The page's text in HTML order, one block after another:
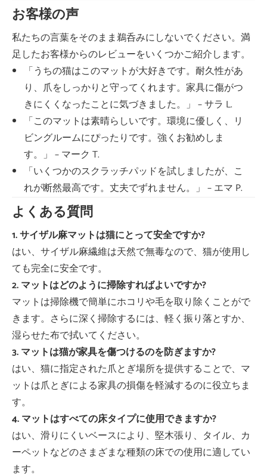
お客様の声
私たちの言葉をそのまま鵜呑みにしないでください。満
足したお客様からのレビューをいくつかご紹介します。
「うちの猫はこのマットが大好きです。耐久性があ
り、爪をしっかりと守ってくれます。家具に傷がつ
きにくくなったことに気づきました。」 – サラ L.
「このマットは素晴らしいです。環境に優しく、リ
ビングルームにぴったりです。強くお勧めしま
す。」 – マーク T.
「いくつかのスクラッチパッドを試しましたが、こ
れが断然最高です。丈夫でずれません。」 – エマ P.
よくある質問
1. サイザル麻マットは猫にとって安全ですか?
はい、サイザル麻繊維は天然で無毒なので、猫が使用し
ても完全に安全です。
2. マットはどのように掃除すればよいですか?
マットは掃除機で簡単にホコリや毛を取り除くことがで
きます。さらに深く掃除するには、軽く振り落とすか、
湿らせた布で拭いてください。
3. マットは猫が家具を傷つけるのを防ぎますか?
はい、猫に指定された爪とぎ場所を提供することで、マ
ットは爪とぎによる家具の損傷を軽減するのに役立ちま
す。
4. マットはすべての床タイプに使用できますか?
はい、滑りにくいベースにより、堅木張り、タイル、カ
ーペットなどのさまざまな種類の床での使用に適してい
ます。